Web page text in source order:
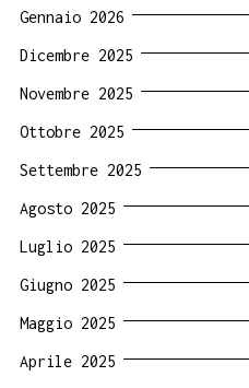
Gennaio 2026
Dicembre 2025
Novembre 2025
Ottobre 2025
Settembre 2025
Agosto 2025
Luglio 2025
Giugno 2025
Maggio 2025
Aprile 2025